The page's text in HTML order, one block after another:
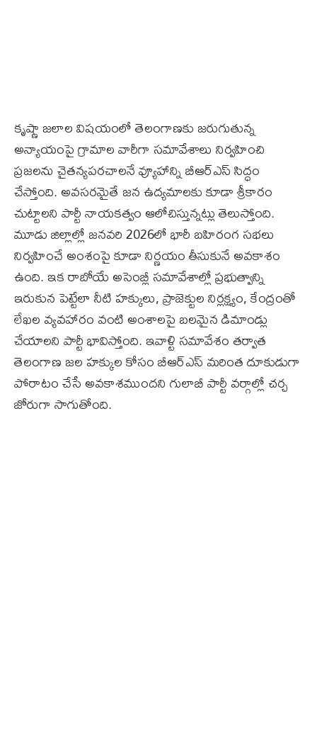
కృష్ణా జలాల విషయంలో తెలంగాణకు జరుగుతున్న
అన్యాయంపై గ్రామాల వారీగా సమావేశాలు నిర్వహించి
ప్రజలను చైతన్యపరచాలనే వ్యూహాన్ని బీఆర్ఎస్ సిద్ధం
చేస్తోంది. అవసరమైతే జన ఉద్యమాలకు కూడా శ్రీకారం
చుట్టాలని పార్టీ నాయకత్వం ఆలోచిస్తున్నట్లు తెలుస్తోంది.
మూడు జిల్లాల్లో జనవరి 2026లో భారీ బహిరంగ సభలు
నిర్వహించే అంశంపై కూడా నిర్ణయం తీసుకునే అవకాశం
ఉంది. ఇక రాబోయే అసెంబ్లీ సమావేశాల్లో ప్రభుత్వాన్ని
ఇరుకున పెట్టేలా నీటి హక్కులు, ప్రాజెక్టుల నిర్లక్ష్యం, కేంద్రంతో
లేఖల వ్యవహారం వంటి అంశాలపై బలమైన డిమాండ్లు
చేయాలని పార్టీ భావిస్తోంది. ఇవాళ్టి సమావేశం తర్వాత
తెలంగాణ జల హక్కుల కోసం బీఆర్ఎస్ మరింత దూకుడుగా
పోరాటం చేసే అవకాశముందని గులాబీ పార్టీ వర్గాల్లో చర్చ
జోరుగా సాగుతోంది.